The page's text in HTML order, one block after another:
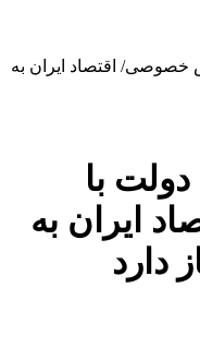
اقتصاد ایران به
با
ایران به
دارد